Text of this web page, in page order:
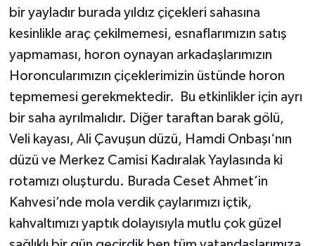
bir yayladır burada yıldız çiçekleri sahasına
kesinlikle araç çekilmemesi, esnaflarımızın satış
yapmaması, horon oynayan arkadaşlarımızın
Horoncularımızın çiçeklerimizin üstünde horon
tepmemesi gerekmektedir. Bu etkinlikler için ayrı
bir saha ayrılmalıdır. Diğer taraftan barak gölü,
Veli kayası, Ali Çavuşun düzü, Hamdi Onbaşı‘nın
düzü ve Merkez Camisi Kadıralak Yaylasında ki
rotamızı oluşturdu. Burada Ceset Ahmet’in
Kahvesi’nde mola verdik çaylarımızı içtik,
kahvaltımızı yaptık dolayısıyla mutlu çok güzel